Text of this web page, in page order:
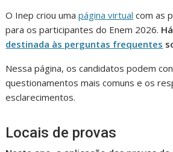
O Inep criou umapágina virtual com as
para os participantes do Enem 2026.
destinada às perguntas frequentes
Nessa página, os candidatos podem
questionamentos mais comuns e os
esclarecimentos.
Locais de provas